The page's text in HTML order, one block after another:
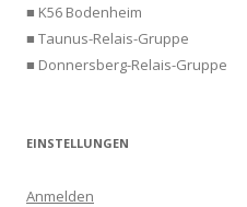
■ K56 Bodenheim
■ Taunus-Relais-Gruppe
■ Donnersberg-Relais-Gruppe
EINSTELLUNGEN
Anmelden